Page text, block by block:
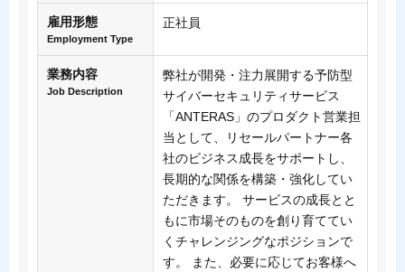
雇用形態
Employment Type
正社員
業務内容
Job Description
弊社が開発・注力展開する予防型
サイバーセキュリティサービス
「ANTERAS」のプロダクト営業担
当として、リセールパートナー各
社のビジネス成長をサポートし、
長期的な関係を構築・強化してい
ただきます。 サービスの成長とと
もに市場そのものを創り育ててい
くチャレンジングなポジションで
す。 また、必要に応じてお客様へ